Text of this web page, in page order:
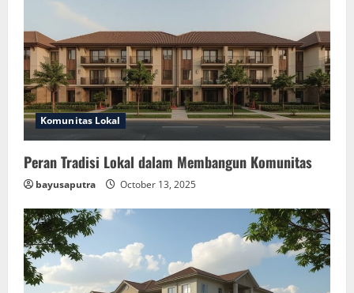
Komunitas Lokal
Peran Tradisi Lokal dalam Membangun Komunitas
bayusaputra October 13, 2025